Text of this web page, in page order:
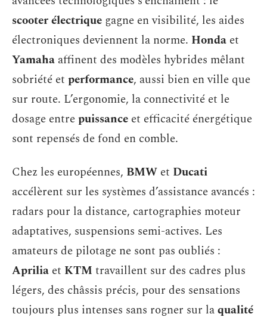
scooter électrique gagne en visibilité, les aides
électroniques deviennent la norme. Honda et
Yamaha affinent des modèles hybrides mêlant
sobriété et performance, aussi bien en ville que
sur route. L’ergonomie, la connectivité et le
dosage entrepuissance et efficacité énergétique
sont repensés de fond en comble.
Chez les européennes, BMW et Ducati
accélèrent sur les systèmes d’assistance avancés :
radars pour la distance, cartographies moteur
adaptatives, suspensions semi-actives. Les
amateurs de pilotage ne sont pas oubliés :
Aprilia et KTM travaillent sur des cadres plus
légers, des châssis précis, pour des sensations
toujours plus intenses sans rogner sur laqualité